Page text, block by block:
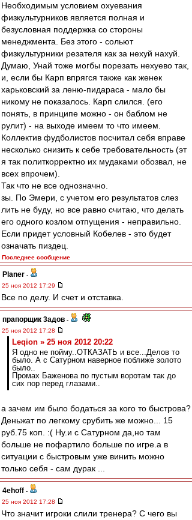
Необходимым условием охуевания
физкультурников является полная и
безусловная поддержка со стороны
менеджмента. Без этого - сольют
физкультурники резателя как за нехуй нахуй.
Думаю, Унай тоже могбы порезать нехуево так,
и, если бы Карп впрягся также как женек
харьковский за леню-пидараса - мало бы
никому не показалось. Карп слился. (его
понять, в принципе можно - он баблом не
рулит) - на выходе имеем то что имеем.
Коллектив фудболистов посчитал себя вправе
несколько снизить к себе требовательность (эт
я так политкорректно их мудаками обозвал, не
всех впрочем).
Так что не все однозначно.
зы. По Эмери, с учетом его результатов слез
лить не буду, но все равно считаю, что делать
его одного козлом отпущения - неправильно.
Если придет условный Кобелев - это будет
означать пиздец.
Последнее сообщение
Planer -
25 ноя 2012 17:29
Все по делу. И счет и отставка.
прапорщик 3адoв -
25 ноя 2012 17:28
Leqion » 25 ноя 2012 20:22
Я одно не пойму..ОТКАЗАТЬ и все...Делов то
было. А с Сатурном наверное поближе золото
было..
Промах Баженова по пустым воротам так до
сих пор перед глазами..
а зачем им было бодаться за кого то быстрова?
Деньжат по легкому срубить же можно... 15
руб.75 коп. :( Ну.и с Сатурном да,но там
больше не пофартило больше по игре.а в
ситуации с быстровым уже винить можно
только себя - сам дурак ...
4ehoff -
25 ноя 2012 17:28
Что значит игроки слили тренера? С чего вы